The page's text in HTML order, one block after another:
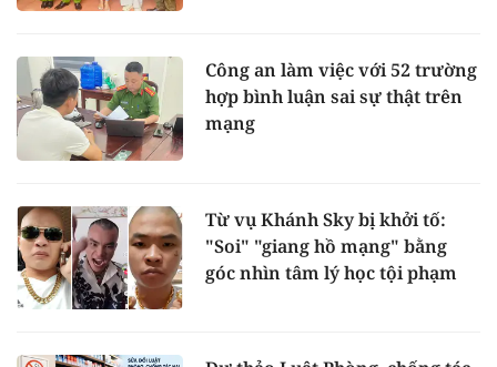
Công an làm việc với 52 trường
hợp bình luận sai sự thật trên
mạng
Từ vụ Khánh Sky bị khởi tố:
"Soi" "giang hồ mạng" bằng
góc nhìn tâm lý học tội phạm